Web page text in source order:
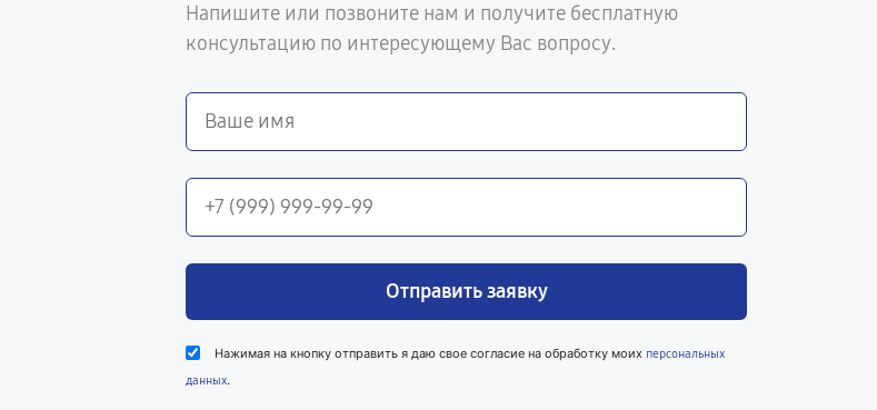
Напишите или позвоните нам и получите бесплатную
консультацию по интересующему Вас вопросу.
Отправить заявку
Нажимая на кнопку отправить я даю свое согласие на обработку моих персональных
данных.